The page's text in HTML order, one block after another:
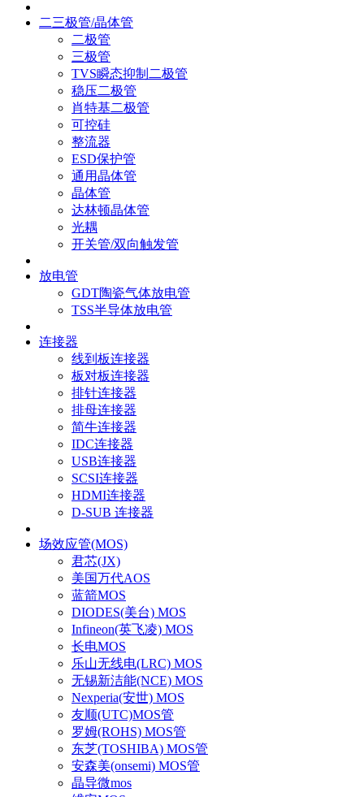
二三极管/晶体管
二极管
三极管
TVS瞬态抑制二极管
稳压二极管
肖特基二极管
可控硅
整流器
ESD保护管
通用晶体管
晶体管
达林顿晶体管
光耦
开关管/双向触发管
放电管
GDT陶瓷气体放电管
TSS半导体放电管
连接器
线到板连接器
板对板连接器
排针连接器
排母连接器
简牛连接器
IDC连接器
USB连接器
SCSI连接器
HDMI连接器
D-SUB 连接器
场效应管(MOS)
君芯(JX)
美国万代AOS
蓝箭MOS
DIODES(美台) MOS
Infineon(英飞凌) MOS
长电MOS
乐山无线电(LRC) MOS
无锡新洁能(NCE) MOS
Nexperia(安世) MOS
友顺(UTC)MOS管
罗姆(ROHS) MOS管
东芝(TOSHIBA) MOS管
安森美(onsemi) MOS管
晶导微mos